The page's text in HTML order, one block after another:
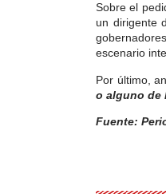
Sobre el
un dirigente
escenario
Por último,
o alguno de
Fuente: